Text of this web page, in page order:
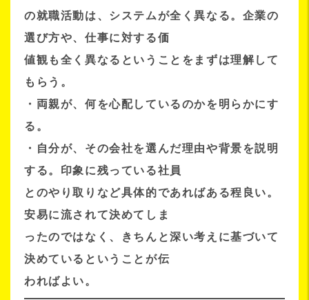
の就職活動は、システムが全く異なる。企業の
選び方や、仕事に対する価
値観も全く異なるということをまずは理解して
もらう。
・両親が、何を心配しているのかを明らかにす
る。
・自分が、その会社を選んだ理由や背景を説明
する。印象に残っている社員
とのやり取りなど具体的であればある程良い。
安易に流されて決めてしま
ったのではなく、きちんと深い考えに基づいて
決めているということが伝
わればよい。